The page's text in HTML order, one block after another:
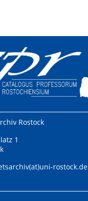
Rostock
1
rostock.de